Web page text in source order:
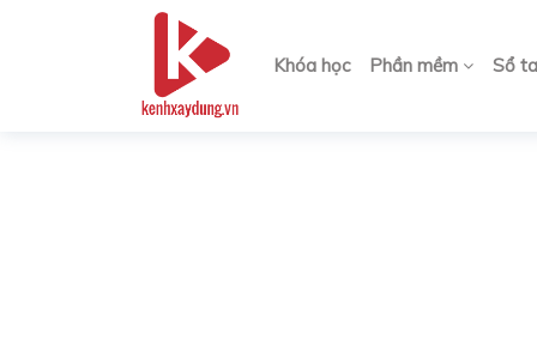
Khóa học Phần mềm Sổ